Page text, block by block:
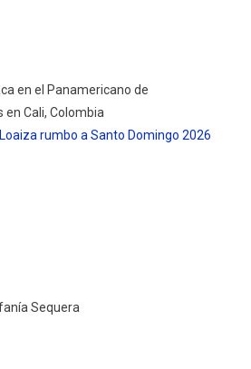
rumbo a Santo Domingo 2026
Sequera